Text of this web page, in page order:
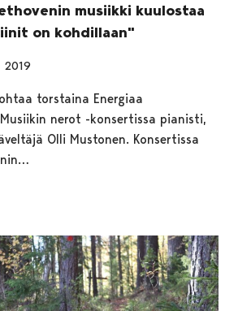
musiikki kuulostaa
on kohdillaan"
torstaina Energiaa
nerot -konsertissa pianisti,
Olli Mustonen. Konsertissa